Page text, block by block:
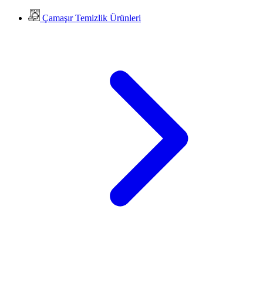
Çamaşır Temizlik Ürünleri